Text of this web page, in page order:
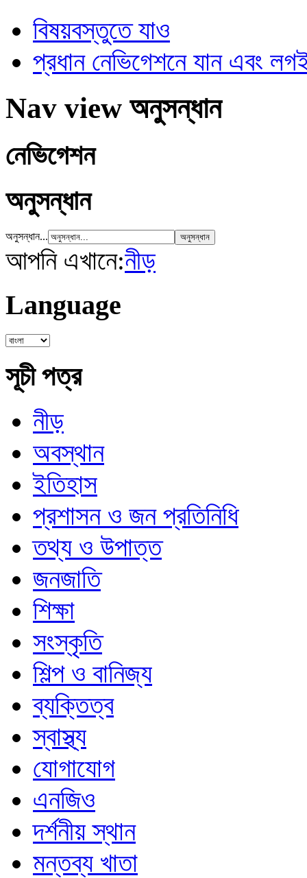
বিষয়বস্তুতে যাও
প্রধান নেভিগেশনে যান এবং
Nav view অনুসন্ধান
নেভিগেশন
অনুসন্ধান
অনুসন্ধান...
আপনি এখানে:নীড়
Language
সূচী পত্র
নীড়
অবস্থান
ইতিহাস
প্রশাসন ও জন প্রতিনিধি
তথ্য ও উপাত্ত
জনজাতি
শিক্ষা
সংস্কৃতি
শিল্প ও বানিজ্য
ব্যক্তিত্ব
স্বাস্থ্য
যোগাযোগ
এনজিও
দর্শনীয় স্থান
মন্তব্য খাতা